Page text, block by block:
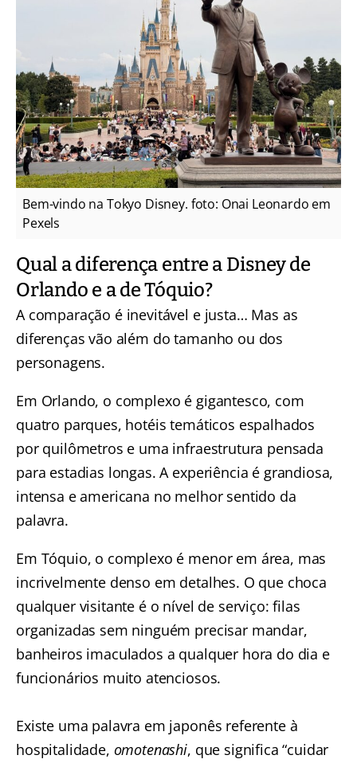
Bem-vindo na Tokyo Disney. foto: Onai Leonardo em
Pexels
Qual a diferença entre a Disney de
Orlando e a de Tóquio?
A comparação é inevitável e justa… Mas as
diferenças vão além do tamanho ou dos
personagens.
Em Orlando, o complexo é gigantesco, com
quatro parques, hotéis temáticos espalhados
por quilômetros e uma infraestrutura pensada
para estadias longas. A experiência é grandiosa,
intensa e americana no melhor sentido da
palavra.
Em Tóquio, o complexo é menor em área, mas
incrivelmente denso em detalhes. O que choca
qualquer visitante é o nível de serviço: filas
organizadas sem ninguém precisar mandar,
banheiros imaculados a qualquer hora do dia e
funcionários muito atenciosos.
Existe uma palavra em japonês referente à
hospitalidade, omotenashi, que significa “cuidar